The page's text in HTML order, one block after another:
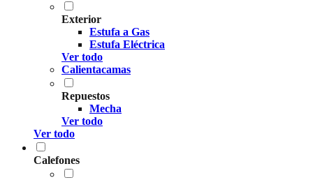
Exterior
Estufa a Gas
Estufa Eléctrica
Ver todo
Calientacamas
Repuestos
Mecha
Ver todo
Ver todo
Calefones